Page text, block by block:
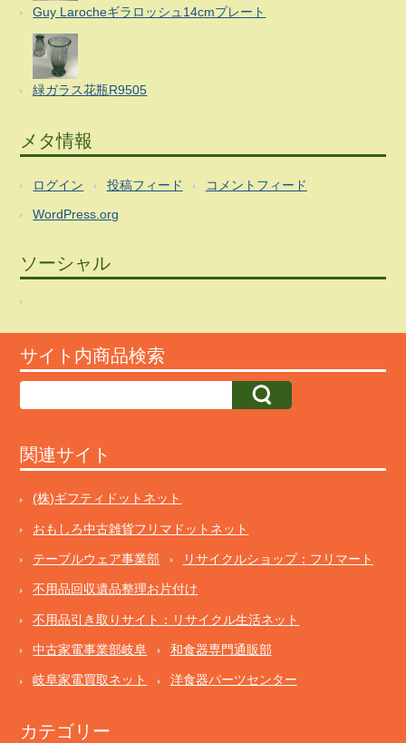
Guy Larocheギラロッシュ14cmプレート
緑ガラス花瓶R9505
メタ情報
ログイン 投稿フィード コメントフィード
WordPress.org
ソーシャル
サイト内商品検索
関連サイト
(株)ギフティドットネット
おもしろ中古雑貨フリマドットネット
テーブルウェア事業部 リサイクルショップ：フリマート
不用品回収遺品整理お片付け
不用品引き取りサイト：リサイクル生活ネット
中古家電事業部岐阜 和食器専門通販部
岐阜家電買取ネット 洋食器パーツセンター
カテゴリー